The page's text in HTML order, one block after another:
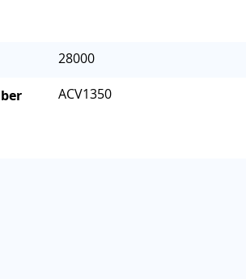
28000
ACV1350